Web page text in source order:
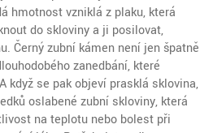
hmotnost vzniklá z plaku, která
do skloviny a ji posilovat,
Černý zubní kámen není jen špatně
zanedbání, které
když se pak objeví prasklá sklovina,
oslabené zubní skloviny, která
na teplotu nebo bolest při